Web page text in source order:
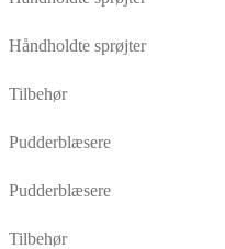
Håndholdte sprøjter
Tilbehør
Pudderblæsere
Pudderblæsere
Tilbehør